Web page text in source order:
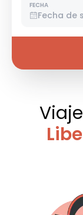
FECHA
Fecha de